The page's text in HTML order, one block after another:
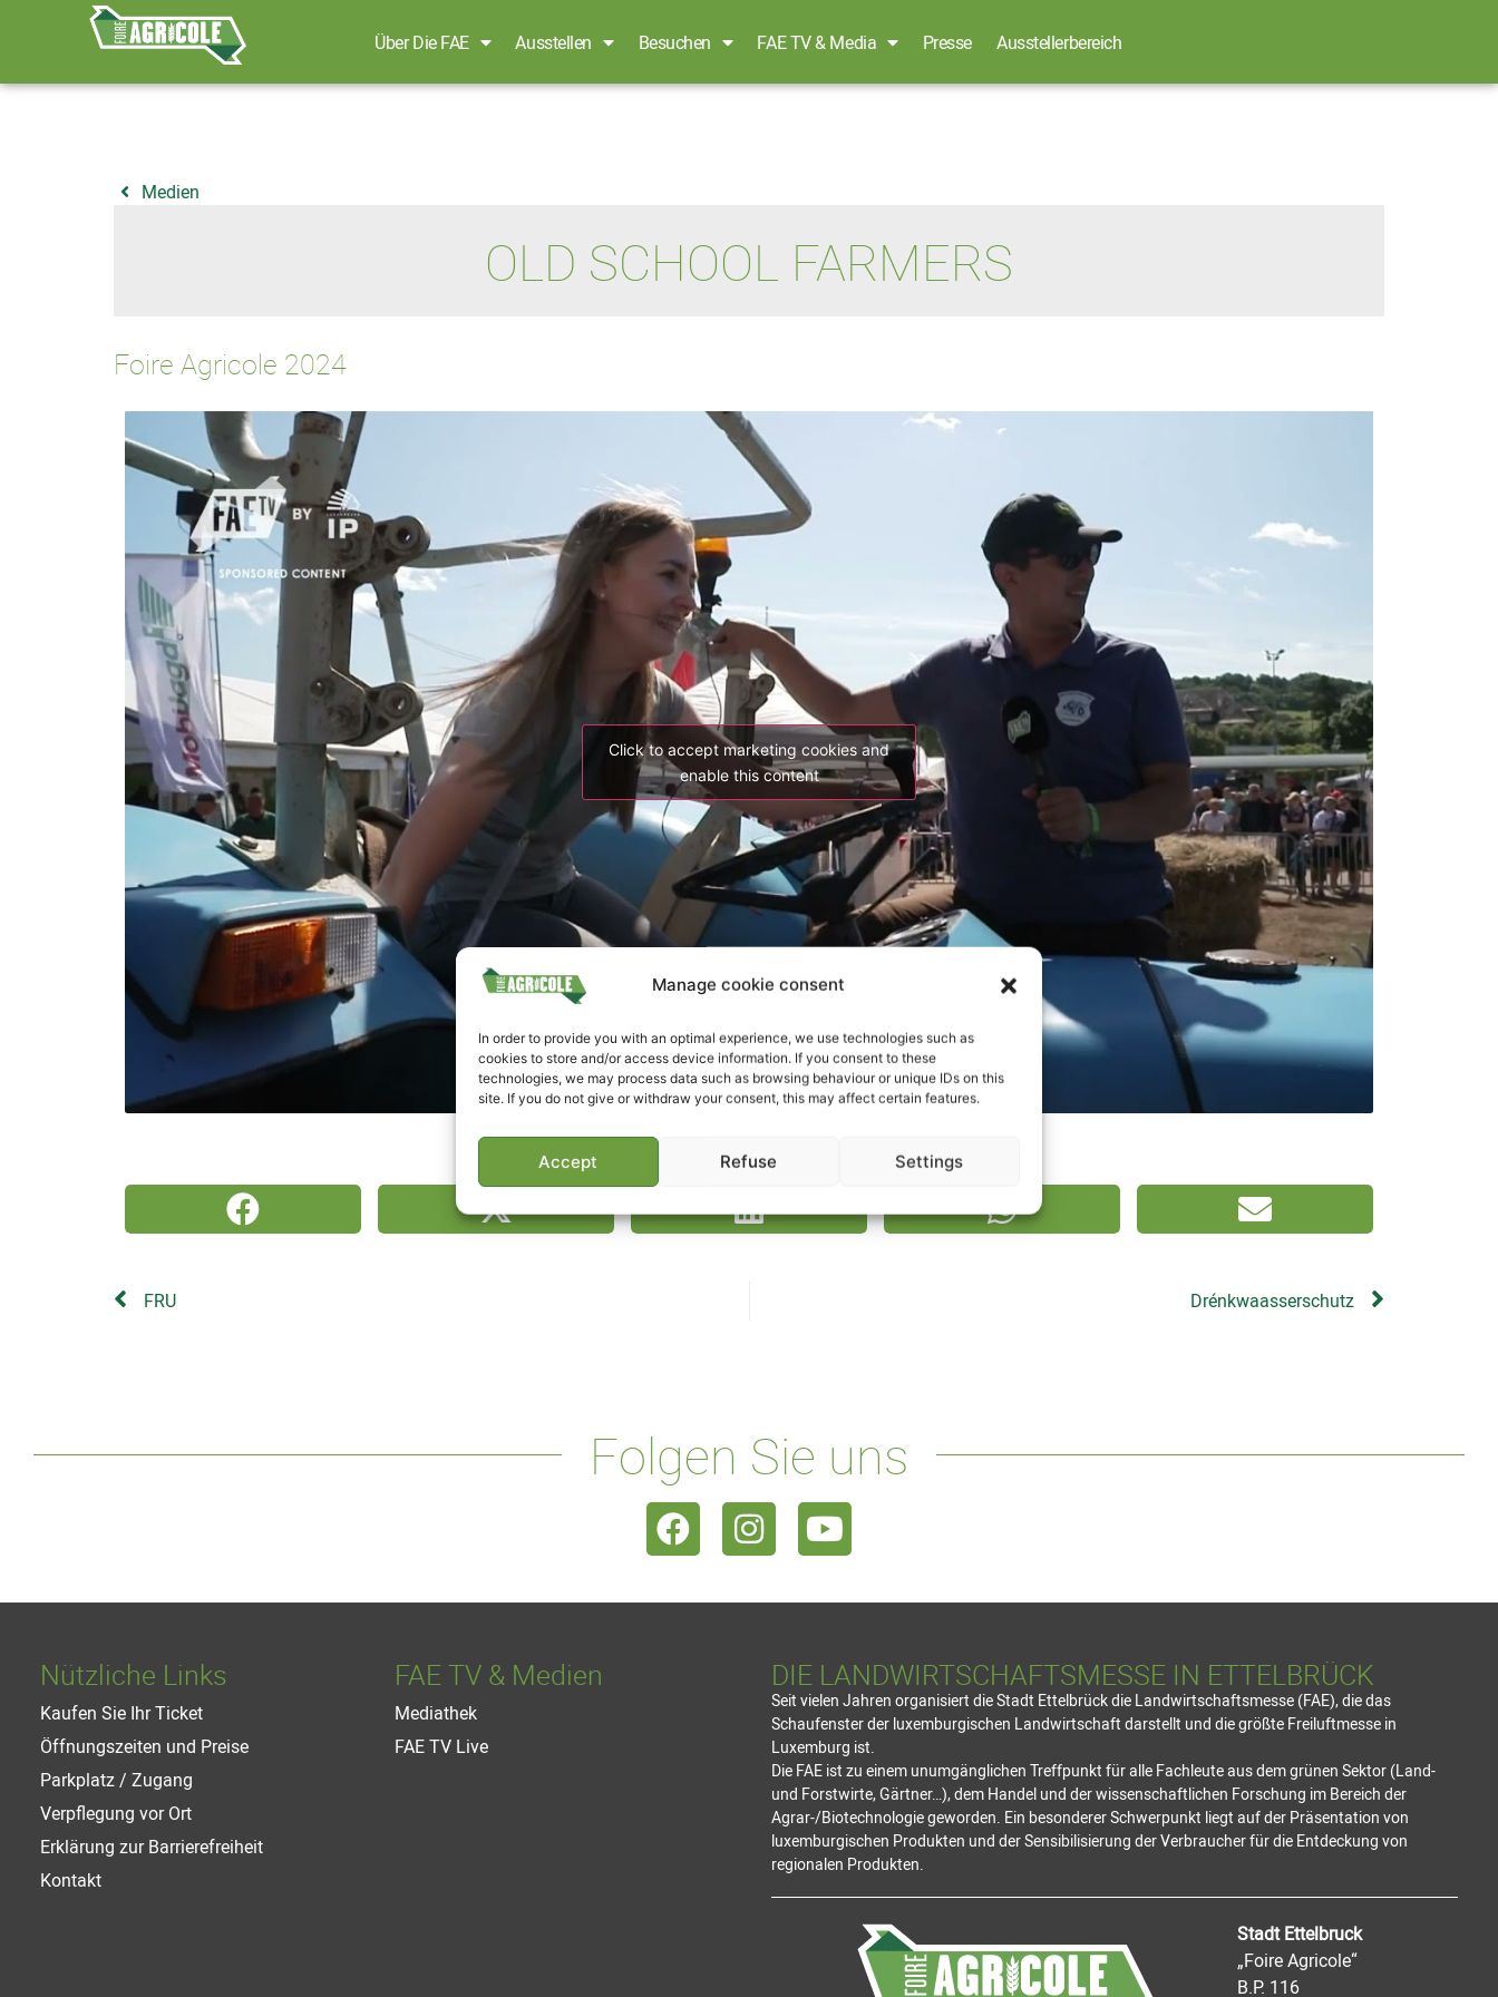
Manage cookie consent
In order to provide you with an optimal experience, we use technologies such as
cookies to store and/or access device information. If you consent to these
technologies, we may process data such as browsing behaviour or unique IDs on this
site. If you do not give or withdraw your consent, this may affect certain features.
Accept Refuse Settings
Über Die FAE Ausstellen Besuchen FAE TV & Media Presse Ausstellerbereich
Medien
OLD SCHOOL FARMERS
Foire Agricole 2024
Click to accept marketing cookies and
enable this content
Video teilen
FRU Drénkwaasserschutz
Folgen Sie uns
Nützliche Links
Kaufen Sie Ihr Ticket
Öffnungszeiten und Preise
Parkplatz / Zugang
Verpflegung vor Ort
Erklärung zur Barrierefreiheit
Kontakt
FAE TV & Medien
Mediathek
FAE TV Live
DIE LANDWIRTSCHAFTSMESSE IN ETTELBRÜCK
Seit vielen Jahren organisiert die Stadt Ettelbrück die Landwirtschaftsmesse (FAE), die das
Schaufenster der luxemburgischen Landwirtschaft darstellt und die größte Freiluftmesse in
Luxemburg ist.
Die FAE ist zu einem unumgänglichen Treffpunkt für alle Fachleute aus dem grünen Sektor (Land-
und Forstwirte, Gärtner…), dem Handel und der wissenschaftlichen Forschung im Bereich der
Agrar-/Biotechnologie geworden. Ein besonderer Schwerpunkt liegt auf der Präsentation von
luxemburgischen Produkten und der Sensibilisierung der Verbraucher für die Entdeckung von
regionalen Produkten.
Stadt Ettelbruck
„Foire Agricole“
B.P. 116